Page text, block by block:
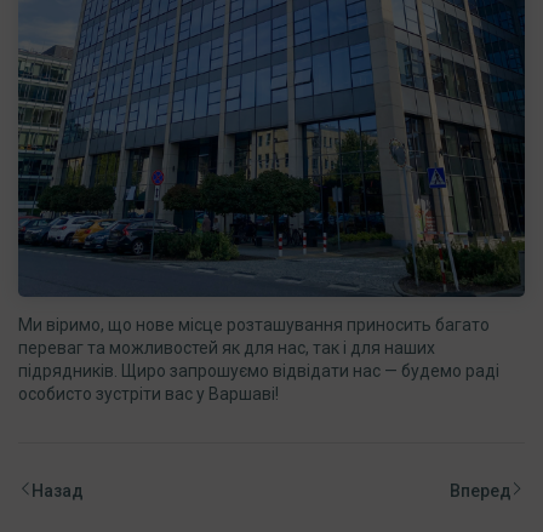
Ми віримо, що нове місце розташування приносить багато
переваг та можливостей як для нас, так і для наших
підрядників. Щиро запрошуємо відвідати нас — будемо раді
особисто зустріти вас у Варшаві!
Назад Вперед